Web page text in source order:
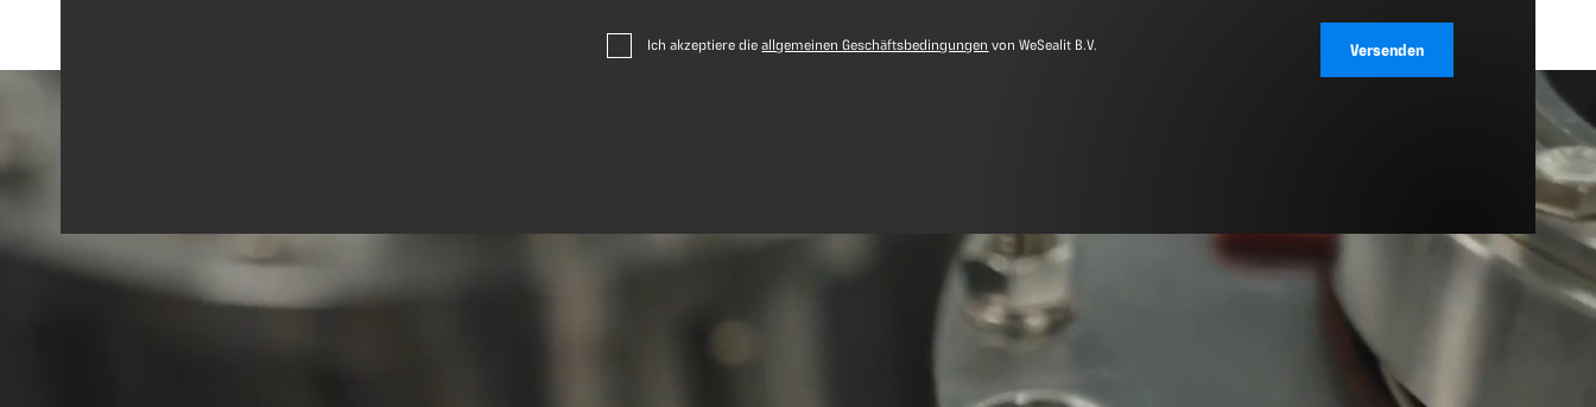
Ich akzeptiere dieallgemeinen Geschäftsbedingungen von WeSealit B.V.